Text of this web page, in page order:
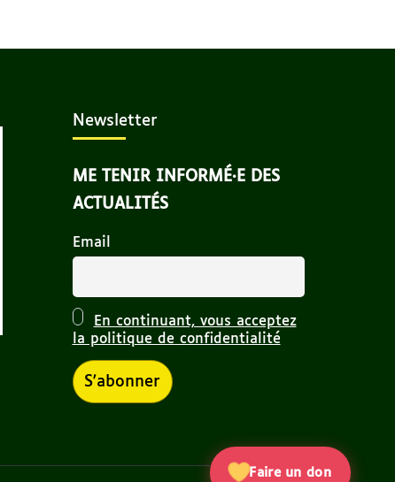
Faire un don
Newsletter
ME TENIR INFORMÉ·E DES
ACTUALITÉS
Email
En continuant, vous acceptez
la politique de confidentialité